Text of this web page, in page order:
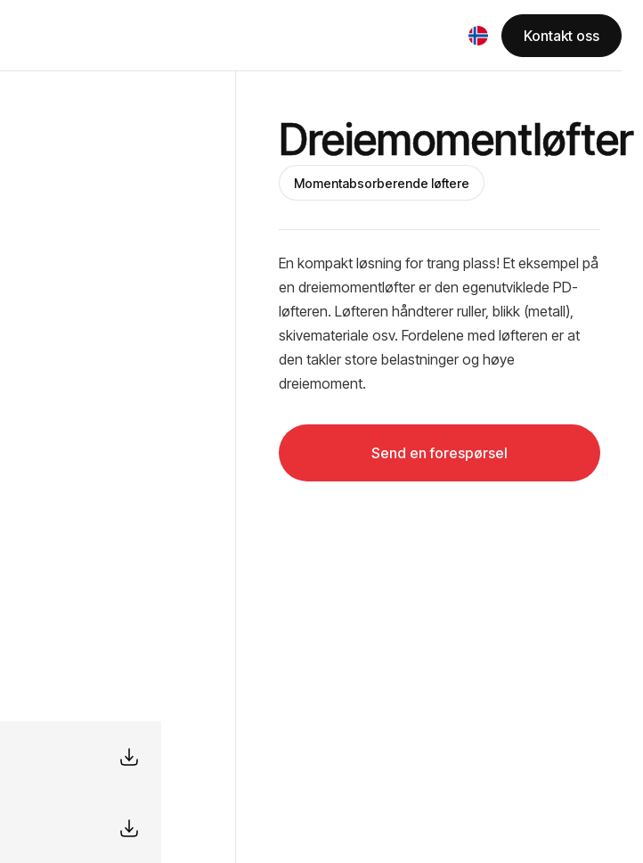
Kontakt oss
Dreiemomentløfter
Momentabsorberende løftere
En kompakt løsning for trang plass! Et eksempel på
en dreiemomentløfter er den egenutviklede PD-
løfteren. Løfteren håndterer ruller, blikk (metall),
skivemateriale osv. Fordelene med løfteren er at
den takler store belastninger og høye
dreiemoment.
Send en forespørsel